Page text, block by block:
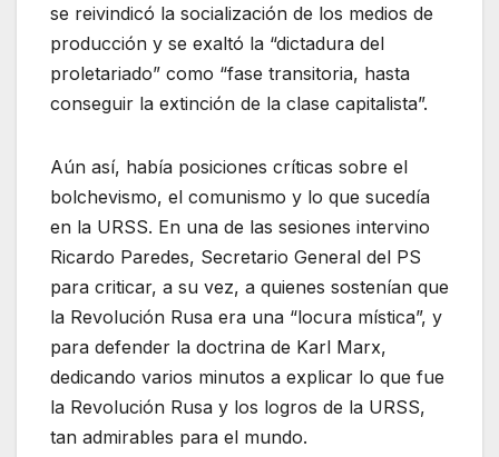
se reivindicó la socialización de los medios de
producción y se exaltó la “dictadura del
proletariado” como “fase transitoria, hasta
conseguir la extinción de la clase capitalista”.
Aún así, había posiciones críticas sobre el
bolchevismo, el comunismo y lo que sucedía
en la URSS. En una de las sesiones intervino
Ricardo Paredes, Secretario General del PS
para criticar, a su vez, a quienes sostenían que
la Revolución Rusa era una “locura mística”, y
para defender la doctrina de Karl Marx,
dedicando varios minutos a explicar lo que fue
la Revolución Rusa y los logros de la URSS,
tan admirables para el mundo.